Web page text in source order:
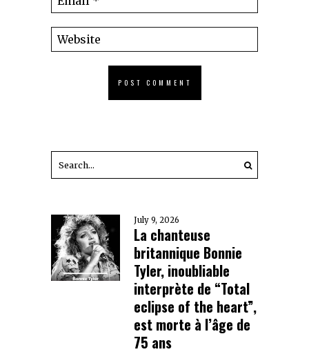
July 9, 2026
La chanteuse
britannique Bonnie
Tyler, inoubliable
interprète de “Total
eclipse of the heart”,
est morte à l’âge de
75 ans